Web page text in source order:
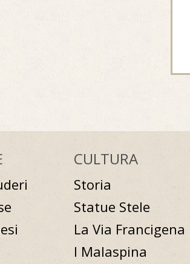
CULTURA
Storia
Statue Stele
La Via Francigena
I Malaspina